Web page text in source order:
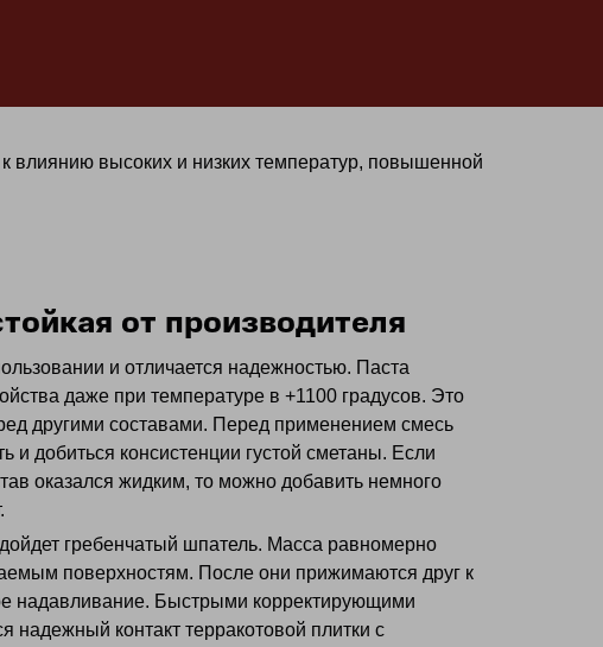
влиянию высоких и низких температур, повышенной
от производителя
и отличается надежностью. Паста
даже при температуре в +1100 градусов. Это
другими составами. Перед применением смесь
и добиться консистенции густой сметаны. Если
оказался жидким, то можно добавить немного
гребенчатый шпатель. Масса равномерно
поверхностям. После они прижимаются друг к
надавливание. Быстрыми корректирующими
надежный контакт терракотовой плитки с